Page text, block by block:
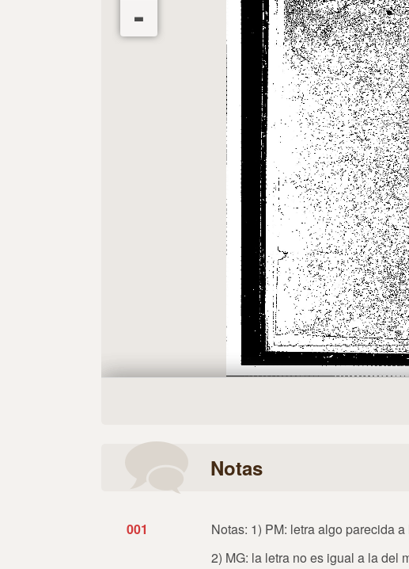
Notas
001
Notas: 1) PM: letra algo parecida
2) MG: la letra no es igual a la del